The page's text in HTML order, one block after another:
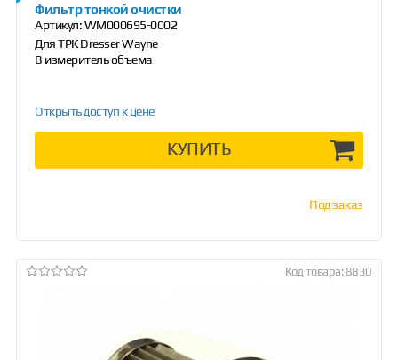
Фильтр тонкой очистки
Артикул:WM000695-0002
Для ТРК Dresser Wayne
В измеритель объема
Открыть доступ к цене
КУПИТЬ
Под заказ
Код товара: 8830